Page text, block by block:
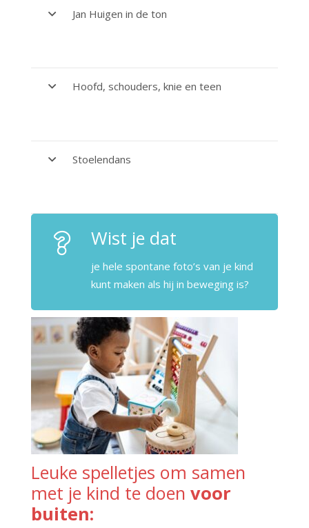
Jan Huigen in de ton
Hoofd, schouders, knie en teen
Stoelendans
Wist je dat
je hele spontane foto’s van je kind
kunt maken als hij in beweging is?
Leuke spelletjes om samen
met je kind te doen voor
buiten: